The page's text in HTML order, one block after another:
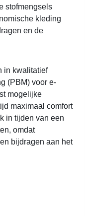
stofmengsels
kleding
en de
in kwalitatief
(PBM) voor e-
mogelijke
maximaal comfort
in tijden van een
omdat
bijdragen aan het